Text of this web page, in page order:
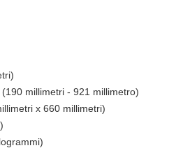
millimetri - 921 millimetro)
x 660 millimetri)